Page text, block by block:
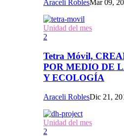
Araceli RoblesMar 09,
Unidad del mes
2
Tetra Móvil,
POR MEDIO DE
Y ECOLOGÍA
Araceli RoblesDic 21,
Unidad del mes
2